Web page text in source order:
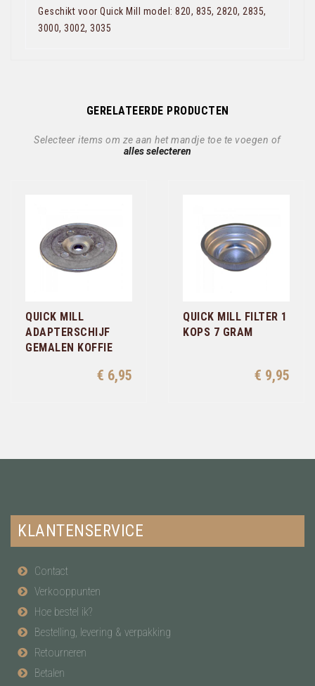
Geschikt voor Quick Mill model: 820, 835, 2820, 2835,
3000, 3002, 3035
GERELATEERDE PRODUCTEN
Selecteer items om ze aan het mandje toe te voegen of
alles selecteren
QUICK MILL
ADAPTERSCHIJF
GEMALEN KOFFIE
€ 6,95
QUICK MILL FILTER 1
KOPS 7 GRAM
€ 9,95
KLANTENSERVICE
Contact
Verkooppunten
Hoe bestel ik?
Bestelling, levering & verpakking
Retourneren
Betalen